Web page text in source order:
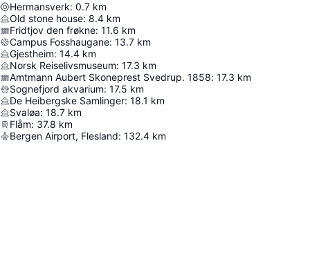
Hermansverk: 0.7 km
Old stone house: 8.4 km
Fridtjov den frøkne: 11.6 km
Campus Fosshaugane: 13.7 km
Gjestheim: 14.4 km
Norsk Reiselivsmuseum: 17.3 km
Amtmann Aubert Skoneprest Svedrup. 1858: 17.3 km
Sognefjord akvarium: 17.5 km
De Heibergske Samlinger: 18.1 km
Svaløa: 18.7 km
Flåm: 37.8 km
Bergen Airport, Flesland: 132.4 km